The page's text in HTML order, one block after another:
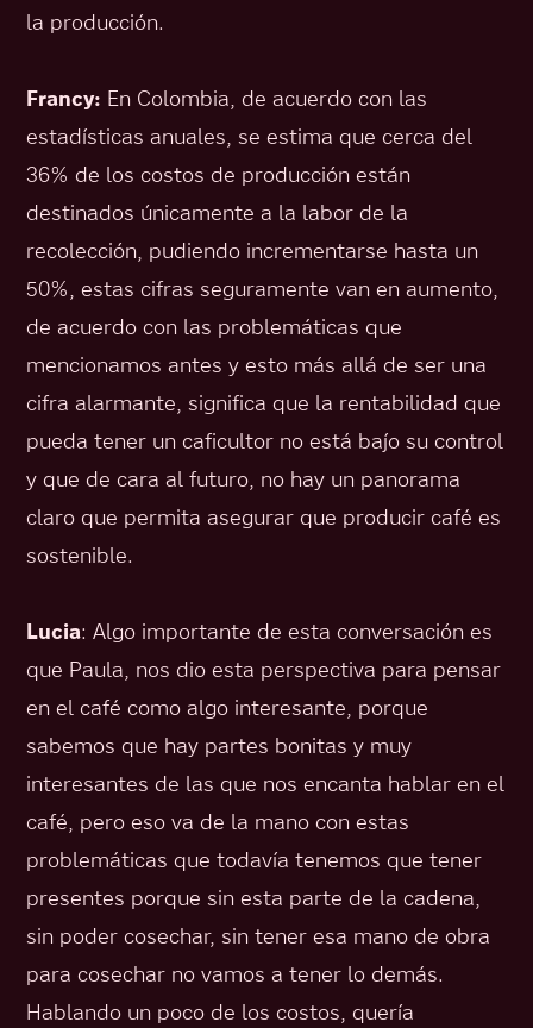
la producción.
Francy: En Colombia, de acuerdo con las
estadísticas anuales, se estima que cerca del
36% de los costos de producción están
destinados únicamente a la labor de la
recolección, pudiendo incrementarse hasta un
50%, estas cifras seguramente van en aumento,
de acuerdo con las problemáticas que
mencionamos antes y esto más allá de ser una
cifra alarmante, significa que la rentabilidad que
pueda tener un caficultor no está bajo su control
y que de cara al futuro, no hay un panorama
claro que permita asegurar que producir café es
sostenible.
Lucia: Algo importante de esta conversación es
que Paula, nos dio esta perspectiva para pensar
en el café como algo interesante, porque
sabemos que hay partes bonitas y muy
interesantes de las que nos encanta hablar en el
café, pero eso va de la mano con estas
problemáticas que todavía tenemos que tener
presentes porque sin esta parte de la cadena,
sin poder cosechar, sin tener esa mano de obra
para cosechar no vamos a tener lo demás.
Hablando un poco de los costos, quería